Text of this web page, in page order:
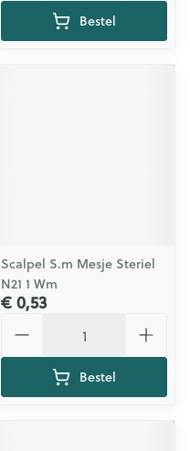
Bestel
Scalpel S.m Mesje Steriel
N21 1 Wm
€ 0,53
Bestel